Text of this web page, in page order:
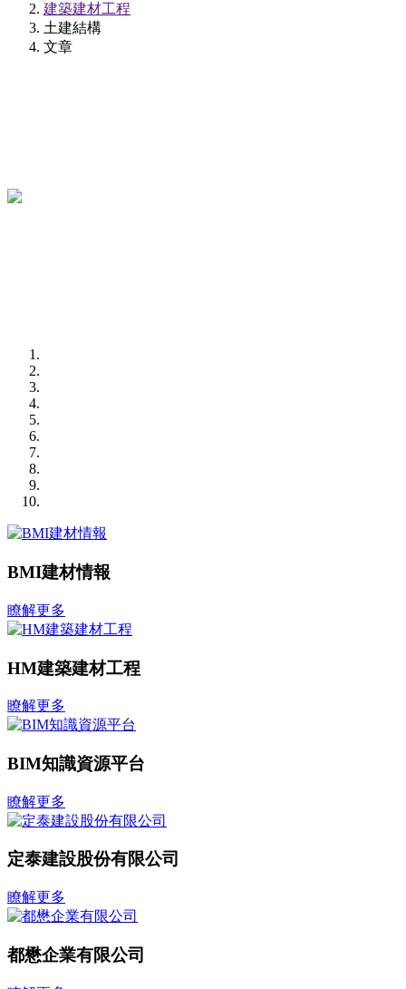
建築建材工程
土建結構
文章
BMI建材情報
瞭解更多
HM建築建材工程
瞭解更多
BIM知識資源平台
瞭解更多
定泰建設股份有限公司
瞭解更多
都懋企業有限公司